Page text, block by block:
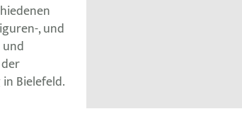
, und
Bielefeld.